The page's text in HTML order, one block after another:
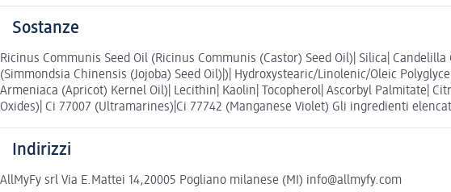
Sostanze
Ricinus Communis Seed Oil (Ricinus Communis (Castor) Seed Oil)| Silica|
(Simmondsia Chinensis (Jojoba) Seed Oil)|)| Hydroxystearic/Linolenic/Oleic
Armeniaca (Apricot) Kernel Oil)| Lecithin| Kaolin| Tocopherol| Ascorbyl Palmitate|
Oxides)| Ci 77007 (Ultramarines)|Ci 77742 (Manganese Violet) Gli ingredienti
Indirizzi
AllMyFy srl Via E.Mattei 14,20005 Pogliano milanese (MI) info@allmyfy.com